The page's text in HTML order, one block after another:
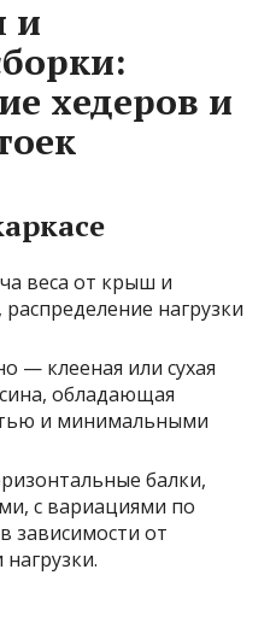
и
хедеров и
веса от крыш и
нагрузки
— клееная или сухая
обладающая
и минимальными
балки,
с вариациями по
зависимости от